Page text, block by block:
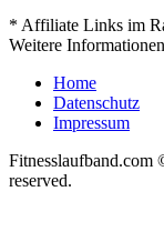
* Affiliate Links im
Weitere
Home
Datenschutz
Impressum
Fitnesslaufband.com
reserved.